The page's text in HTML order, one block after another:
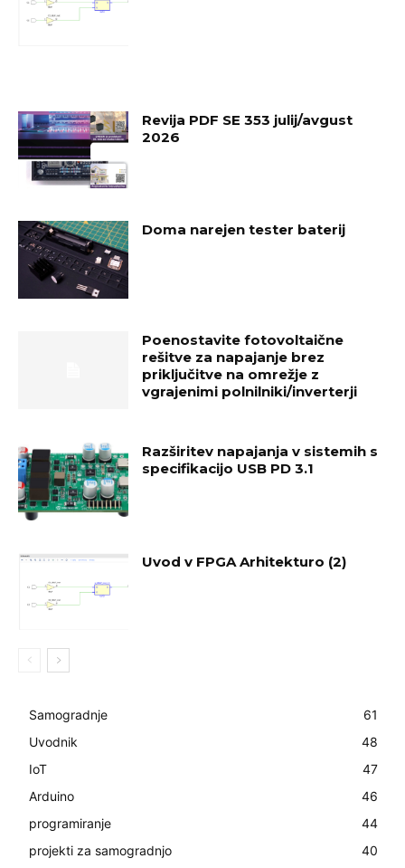
Revija PDF SE 353 julij/avgust
2026
Doma narejen tester baterij
Poenostavite fotovoltaične
rešitve za napajanje brez
priključitve na omrežje z
vgrajenimi polnilniki/inverterji
Razširitev napajanja v sistemih s
specifikacijo USB PD 3.1
Uvod v FPGA Arhitekturo (2)
Samogradnje
61
Uvodnik
48
IoT
47
Arduino
46
programiranje
44
projekti za samogradnjo
40